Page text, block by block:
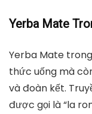
Yerba Mate
Yerba Mate
thức uống mà
và đoàn kết.
được gọi là “la